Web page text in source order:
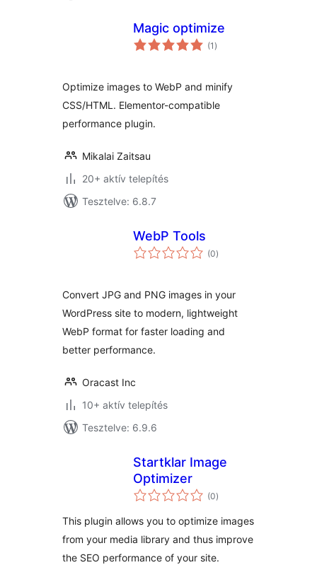
Magic optimize
(1 értékelés
összesen
)
Optimize images to WebP and minify
CSS/HTML. Elementor-compatible
performance plugin.
Mikalai Zaitsau
20+ aktív telepítés
Tesztelve: 6.8.7
WebP Tools
(0értékelés
összesen
)
Convert JPG and PNG images in your
WordPress site to modern, lightweight
WebP format for faster loading and
better performance.
Oracast Inc
10+ aktív telepítés
Tesztelve: 6.9.6
Startklar Image
Optimizer
(0értékelés
összesen
)
This plugin allows you to optimize images
from your media library and thus improve
the SEO performance of your site.